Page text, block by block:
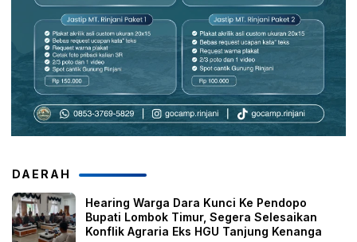
DAERAH
Hearing Warga Dara Kunci Ke Pendopo
Bupati Lombok Timur, Segera Selesaikan
Konflik Agraria Eks HGU Tanjung Kenanga